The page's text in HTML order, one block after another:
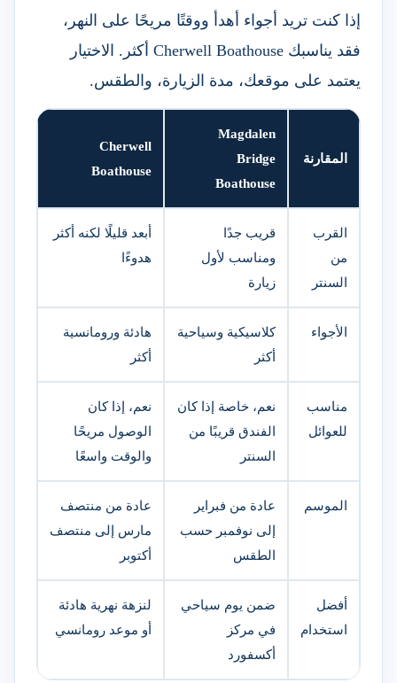
إذا كنت تريد أجواء أهدأ ووقتًا مريحًا على النهر،
فقد يناسبك Cherwell Boathouse أكثر. الاختيار
يعتمد على موقعك، مدة الزيارة، والطقس.
المقارنة
Magdalen
Bridge
Boathouse
Cherwell
Boathouse
القرب
من
السنتر
قريب جدًا
ومناسب لأول
زيارة
أبعد قليلًا لكنه أكثر
هدوءًا
الأجواء
كلاسيكية وسياحية
أكثر
هادئة ورومانسية
أكثر
مناسب
للعوائل
نعم، خاصة إذا كان
الفندق قريبًا من
السنتر
نعم، إذا كان
الوصول مريحًا
والوقت واسعًا
الموسم
عادة من فبراير
إلى نوفمبر حسب
الطقس
عادة من منتصف
مارس إلى منتصف
أكتوبر
أفضل
استخدام
ضمن يوم سياحي
في مركز
أكسفورد
لنزهة نهرية هادئة
أو موعد رومانسي